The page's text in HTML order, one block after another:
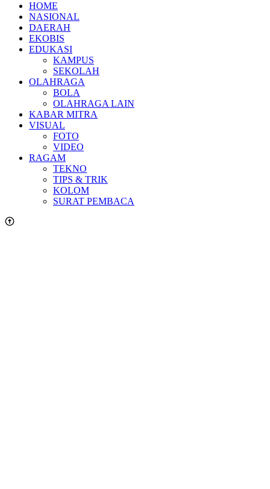
HOME
NASIONAL
DAERAH
EKOBIS
EDUKASI
KAMPUS
SEKOLAH
OLAHRAGA
BOLA
OLAHRAGA LAIN
KABAR MITRA
VISUAL
FOTO
VIDEO
RAGAM
TEKNO
TIPS & TRIK
KOLOM
SURAT PEMBACA